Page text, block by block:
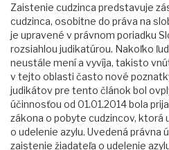
Zaistenie cudzinca predstavuje
cudzinca, osobitne do práva na
je upravené v právnom poriadku
rozsiahlou judikatúrou. Nakoľko
neustále mení a vyvíja, takisto
v tejto oblasti často nové
judikátov pre tento článok bol
účinnosťou od 01.01.2014 bola
zákona o pobyte cudzincov, ktorá
o udelenie azylu. Uvedená právna
zaistenie žiadateľa o udelenie